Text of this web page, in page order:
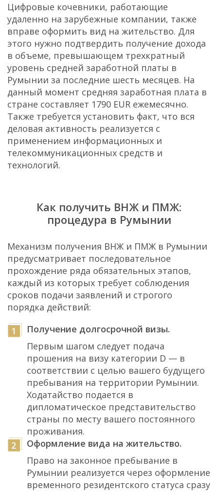
Цифровые кочевники, работающие
удаленно на зарубежные компании, также
вправе оформить вид на жительство. Для
этого нужно подтвердить получение дохода
в объеме, превышающем трехкратный
уровень средней заработной платы в
Румынии за последние шесть месяцев. На
данный момент средняя заработная плата в
стране составляет 1790 EUR ежемесячно.
Также требуется установить факт, что вся
деловая активность реализуется с
применением информационных и
телекоммуникационных средств и
технологий.
Как получить ВНЖ и ПМЖ:
процедура в Румынии
Механизм получения ВНЖ и ПМЖ в Румынии
предусматривает последовательное
прохождение ряда обязательных этапов,
каждый из которых требует соблюдения
сроков подачи заявлений и строгого
порядка действий:
Получение долгосрочной визы.
Первым шагом следует подача
прошения на визу категории D — в
соответствии с целью вашего будущего
пребывания на территории Румынии.
Ходатайство подается в
дипломатическое представительство
страны по месту вашего постоянного
проживания.
Оформление вида на жительство.
Право на законное пребывание в
Румынии реализуется через оформление
временного резидентского статуса сразу